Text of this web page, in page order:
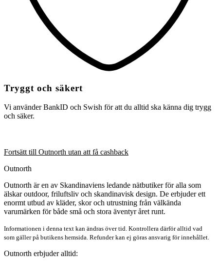
Tryggt och säkert
Vi använder BankID och Swish för att du alltid ska känna dig trygg
och säker.
Fortsätt till Outnorth utan att få cashback
Outnorth
Outnorth är en av Skandinaviens ledande nätbutiker för alla som
älskar outdoor, friluftsliv och skandinavisk design. De erbjuder ett
enormt utbud av kläder, skor och utrustning från välkända
varumärken för både små och stora äventyr året runt.
Informationen i denna text kan ändras över tid. Kontrollera därför alltid vad
som gäller på butikens hemsida. Refunder kan ej göras ansvarig för innehållet.
Outnorth erbjuder alltid: